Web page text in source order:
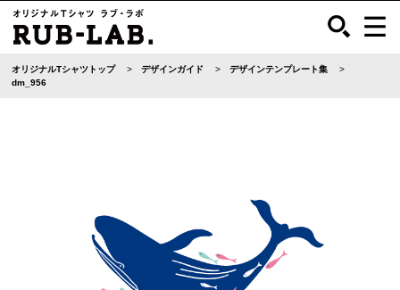
オリジナルTシャツトップ デザインガイド
デザインテンプレート集
dm_956